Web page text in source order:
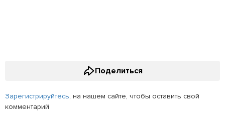
Поделиться
Зарегистрируйтесь, на нашем сайте, чтобы оставить свой
комментарий